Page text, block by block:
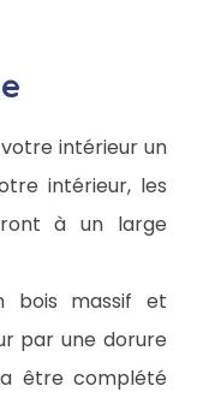
intérieur un
intérieur, les
à un large
bois massif et
par une dorure
être complété